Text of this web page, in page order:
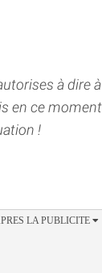
à dire
en ce
!